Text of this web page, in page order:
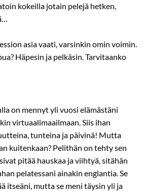
kokeilla jotain pelejä hetken,
asia vaati, varsinkin omin voimin.
Häpesin ja pelkäsin. Tarvitaanko
on mennyt yli vuosi elämästäni
virtuaalimaailmaan. Siis ihan
tunteina ja päivinä! Mutta
kuitenkaan? Pelithän on tehty sen
pitää hauskaa ja viihtyä, sitähän
pelatessani ainakin englantia. Se
itseäni, mutta se meni täysin yli ja